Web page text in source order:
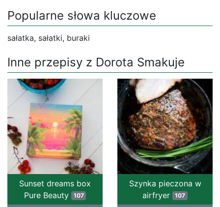
Popularne słowa kluczowe
sałatka, sałatki, buraki
Inne przepisy z Dorota Smakuje
Sunset dreams box
Pure Beauty
107
Szynka pieczona w
airfryer 107